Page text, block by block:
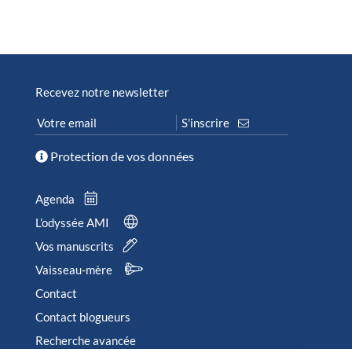
Recevez notre newsletter
Protection de vos données
Agenda
L’odyssée AMI
Vos manuscrits
Vaisseau-mère
Contact
Contact blogueurs
Recherche avancée